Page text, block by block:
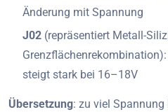
Änderung mit Spannung
J02 (repräsentiert Metall-
steigt stark bei 16–18V
Übersetzung: zu viel